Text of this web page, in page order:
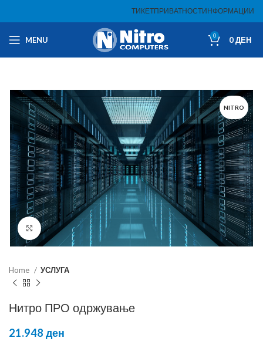
ТИКЕТПРИВАТНОСТИНФОРМАЦИИ
MENU 0 0ДЕН
NITRO
Click to enlarge
Home УСЛУГА
Нитро ПРО одржување
21.948 ден